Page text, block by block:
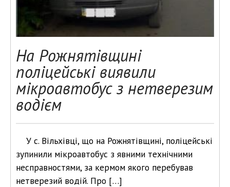
На Рожнятівщині
поліцейські виявили
мікроавтобус з нетверезим
водієм
У с. Вільхівці, що на Рожнятівщині, поліцейські
зупинили мікроавтобус з явними технічними
несправностями, за кермом якого перебував
нетверезий водій. Про […]